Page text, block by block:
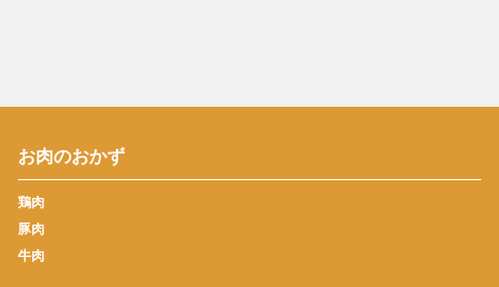
お肉のおかず
鶏肉
豚肉
牛肉